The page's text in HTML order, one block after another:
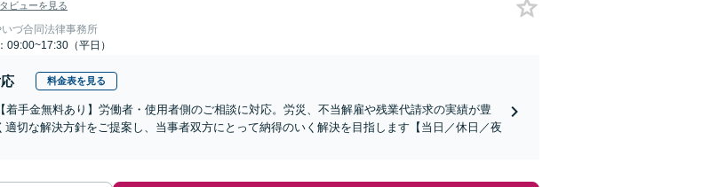
ビューを見る
づ合同法律事務所
09:00~17:30（平日）
料金表を見る
着手金無料あり】労働者・使用者側のご相談に対応。労災、不当解雇や残業代請求の実績が豊
適切な解決方針をご提案し、当事者双方にとって納得のいく解決を目指します【当日／休日／夜